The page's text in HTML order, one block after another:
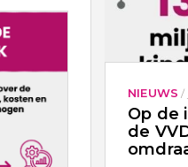
NIEUWS /
Op de
de